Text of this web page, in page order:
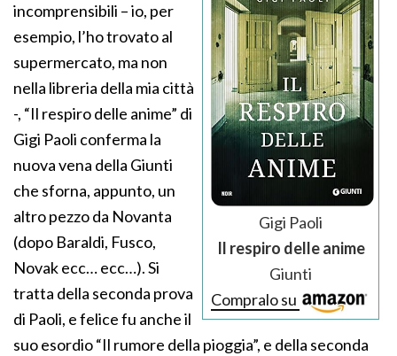
Gigi Paoli
Il respiro delle anime
Giunti
Compralo su
incomprensibili – io, per
esempio, l’ho trovato al
supermercato, ma non
nella libreria della mia città
-, “Il respiro delle anime” di
Gigi Paoli conferma la
nuova vena della Giunti
che sforna, appunto, un
altro pezzo da Novanta
(dopo Baraldi, Fusco,
Novak ecc… ecc…). Si
tratta della seconda prova
di Paoli, e felice fu anche il
suo esordio “Il rumore della pioggia”, e della seconda